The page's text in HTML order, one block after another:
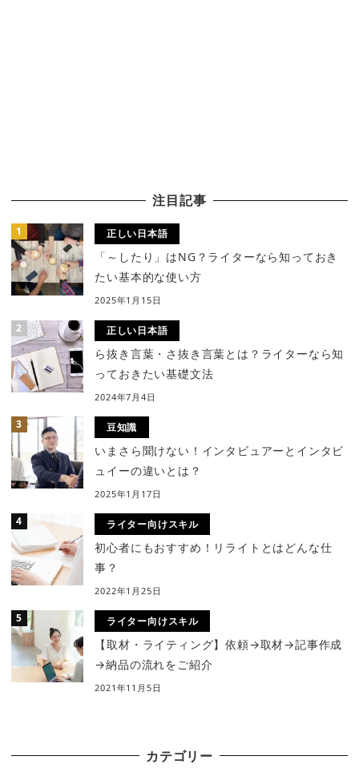
注目記事
正しい日本語
「～したり」はNG？ライターなら知っておき
たい基本的な使い方
2025年1月15日
正しい日本語
ら抜き言葉・さ抜き言葉とは？ライターなら知
っておきたい基礎文法
2024年7月4日
豆知識
いまさら聞けない！インタビュアーとインタビ
ュイーの違いとは？
2025年1月17日
ライター向けスキル
初心者にもおすすめ！リライトとはどんな仕
事？
2022年1月25日
ライター向けスキル
【取材・ライティング】依頼→取材→記事作成
→納品の流れをご紹介
2021年11月5日
カテゴリー